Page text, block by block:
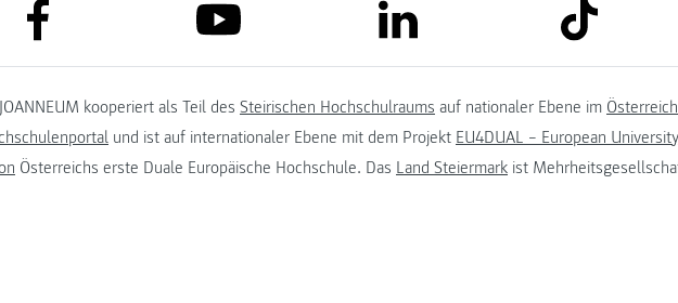
link to facebook link to youtube link to linkedin link to tiktok
kooperiert als Teil des Steirischen Hochschulraums auf nationaler Ebene im
und ist auf internationaler Ebene mit dem Projekt EU4DUAL – European
Österreichs erste Duale Europäische Hochschule. Das Land Steiermark ist